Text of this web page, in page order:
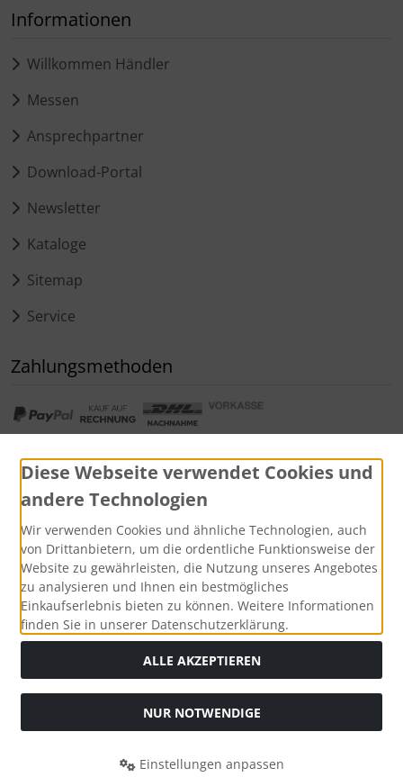
Informationen
Willkommen Händler
Messen
Ansprechpartner
Download-Portal
Newsletter
Kataloge
Sitemap
Service
Zahlungsmethoden
Alle Preise inkl. gesetzl. MwSt. zzgl.Versandkosten
durchgestrichenen Preise entsprechen dem bisherigen Preis
Tushita PaperArt GmbH © 2026 | Template © 2026 by Karl
Diese Webseite verwendet Cookies und
andere Technologien
Wir verwenden Cookies und ähnliche Technologien, auch
von Drittanbietern, um die ordentliche Funktionsweise der
Website zu gewährleisten, die Nutzung unseres Angebotes
zu analysieren und Ihnen ein bestmögliches
Einkaufserlebnis bieten zu können. Weitere Informationen
finden Sie in unserer Datenschutzerklärung.
ALLE AKZEPTIEREN
NUR NOTWENDIGE
Einstellungen anpassen